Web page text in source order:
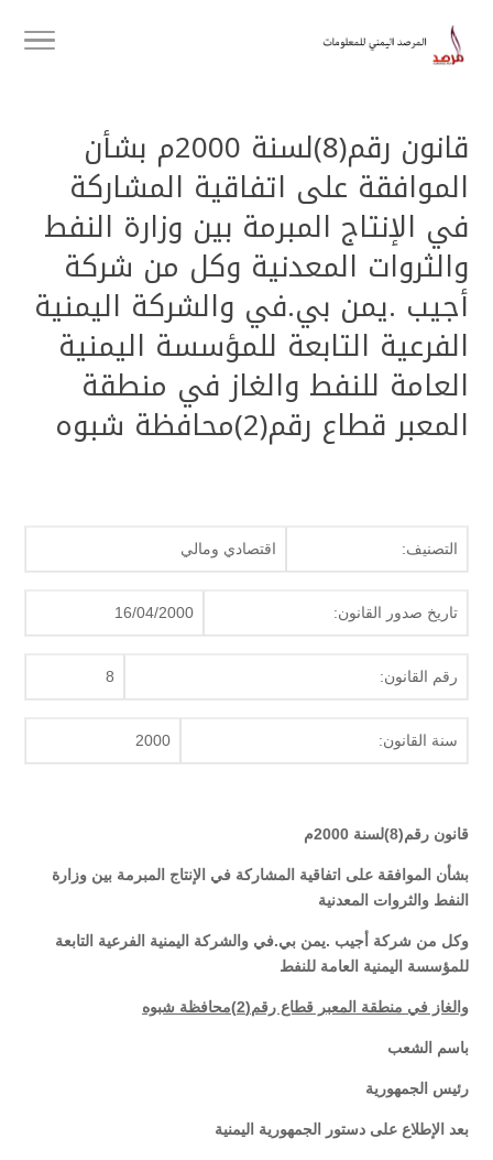
قانون رقم(8)لسنة 2000م بشأن
الموافقة على اتفاقية المشاركة
في الإنتاج المبرمة بين وزارة النفط
والثروات المعدنية وكل من شركة
أجيب .يمن بي.في والشركة اليمنية
الفرعية التابعة للمؤسسة اليمنية
العامة للنفط والغاز في منطقة
المعبر قطاع رقم(2)محافظة شبوه
التصنيف: اقتصادي ومالي
تاريخ صدور القانون: 16/04/2000
رقم القانون: 8
سنة القانون: 2000
قانون رقم(8)لسنة 2000م
بشأن الموافقة على اتفاقية المشاركة في الإنتاج المبرمة بين وزارة
النفط والثروات المعدنية
وكل من شركة أجيب .يمن بي.في والشركة اليمنية الفرعية التابعة
للمؤسسة اليمنية العامة للنفط
والغاز في منطقة المعبر قطاع رقم(2)محافظة شبوه
باسم الشعب
رئيس الجمهورية
بعد الإطلاع على دستور الجمهورية اليمنية